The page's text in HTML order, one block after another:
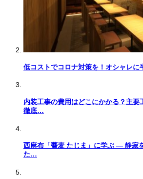
低コストでコロナ対策を！オシャレに
内装工事の費用はどこにかかる？主要
徹底…
西麻布「蕎麦 たじま」に学ぶ — 静寂
た…